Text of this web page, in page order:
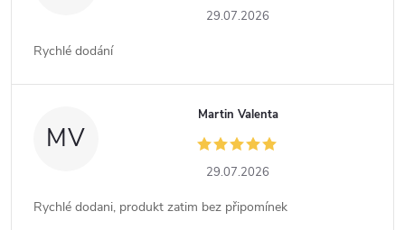
29.07.2026
Rychlé dodání
MV
Martin Valenta
29.07.2026
Rychlé dodani, produkt zatim bez připomínek